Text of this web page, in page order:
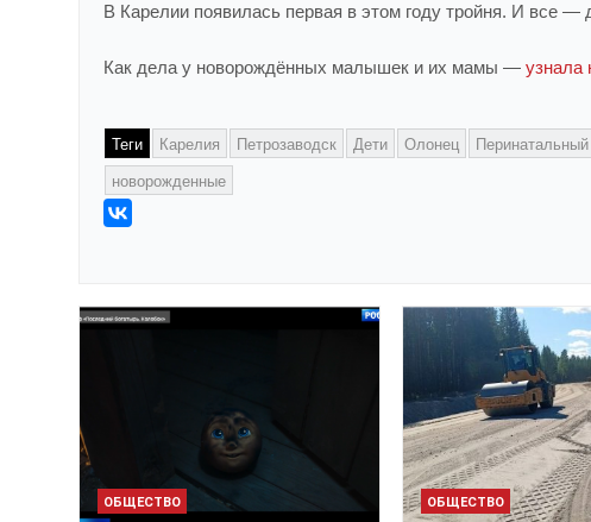
В Карелии появилась первая в этом году тройня. И все
Как дела у новорождённых малышек и их мамы — узнала
Теги Карелия Петрозаводск Дети Олонец
новорожденные
ОБЩЕСТВО ОБЩЕСТВО